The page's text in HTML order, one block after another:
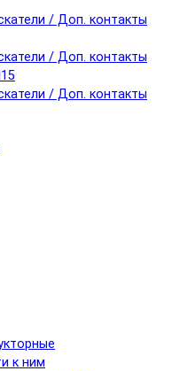
/ Доп. контакты
/ Доп. контакты
/ Доп. контакты
к ним